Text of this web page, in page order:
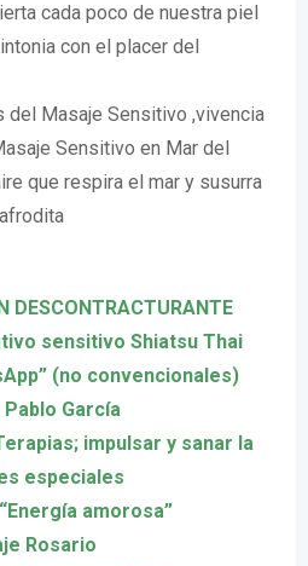
cada poco de nuestra piel
con el placer del
Masaje Sensitivo ,vivencia
Sensitivo en Mar del
que respira el mar y susurra
DESCONTRACTURANTE
sensitivo Shiatsu Thai
(no convencionales)
García
impulsar y sanar la
especiales
amorosa”
Rosario